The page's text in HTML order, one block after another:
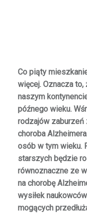
Co piąty
więcej. Oznacza
naszym
późnego wieku.
rodzajów zaburzeń
choroba
osób w tym wieku.
starszych będzie
równoznaczne ze
na chorobę
wysiłek
mogących